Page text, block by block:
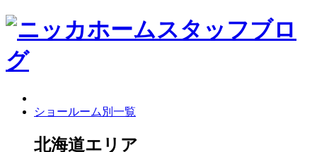
ショールーム別一覧
北海道エリア